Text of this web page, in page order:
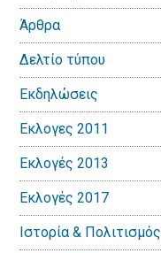
Άρθρα
Δελτίο τύπου
Εκδηλώσεις
Εκλογες 2011
Εκλογές 2013
Εκλογές 2017
Ιστορία & Πολιτισμός